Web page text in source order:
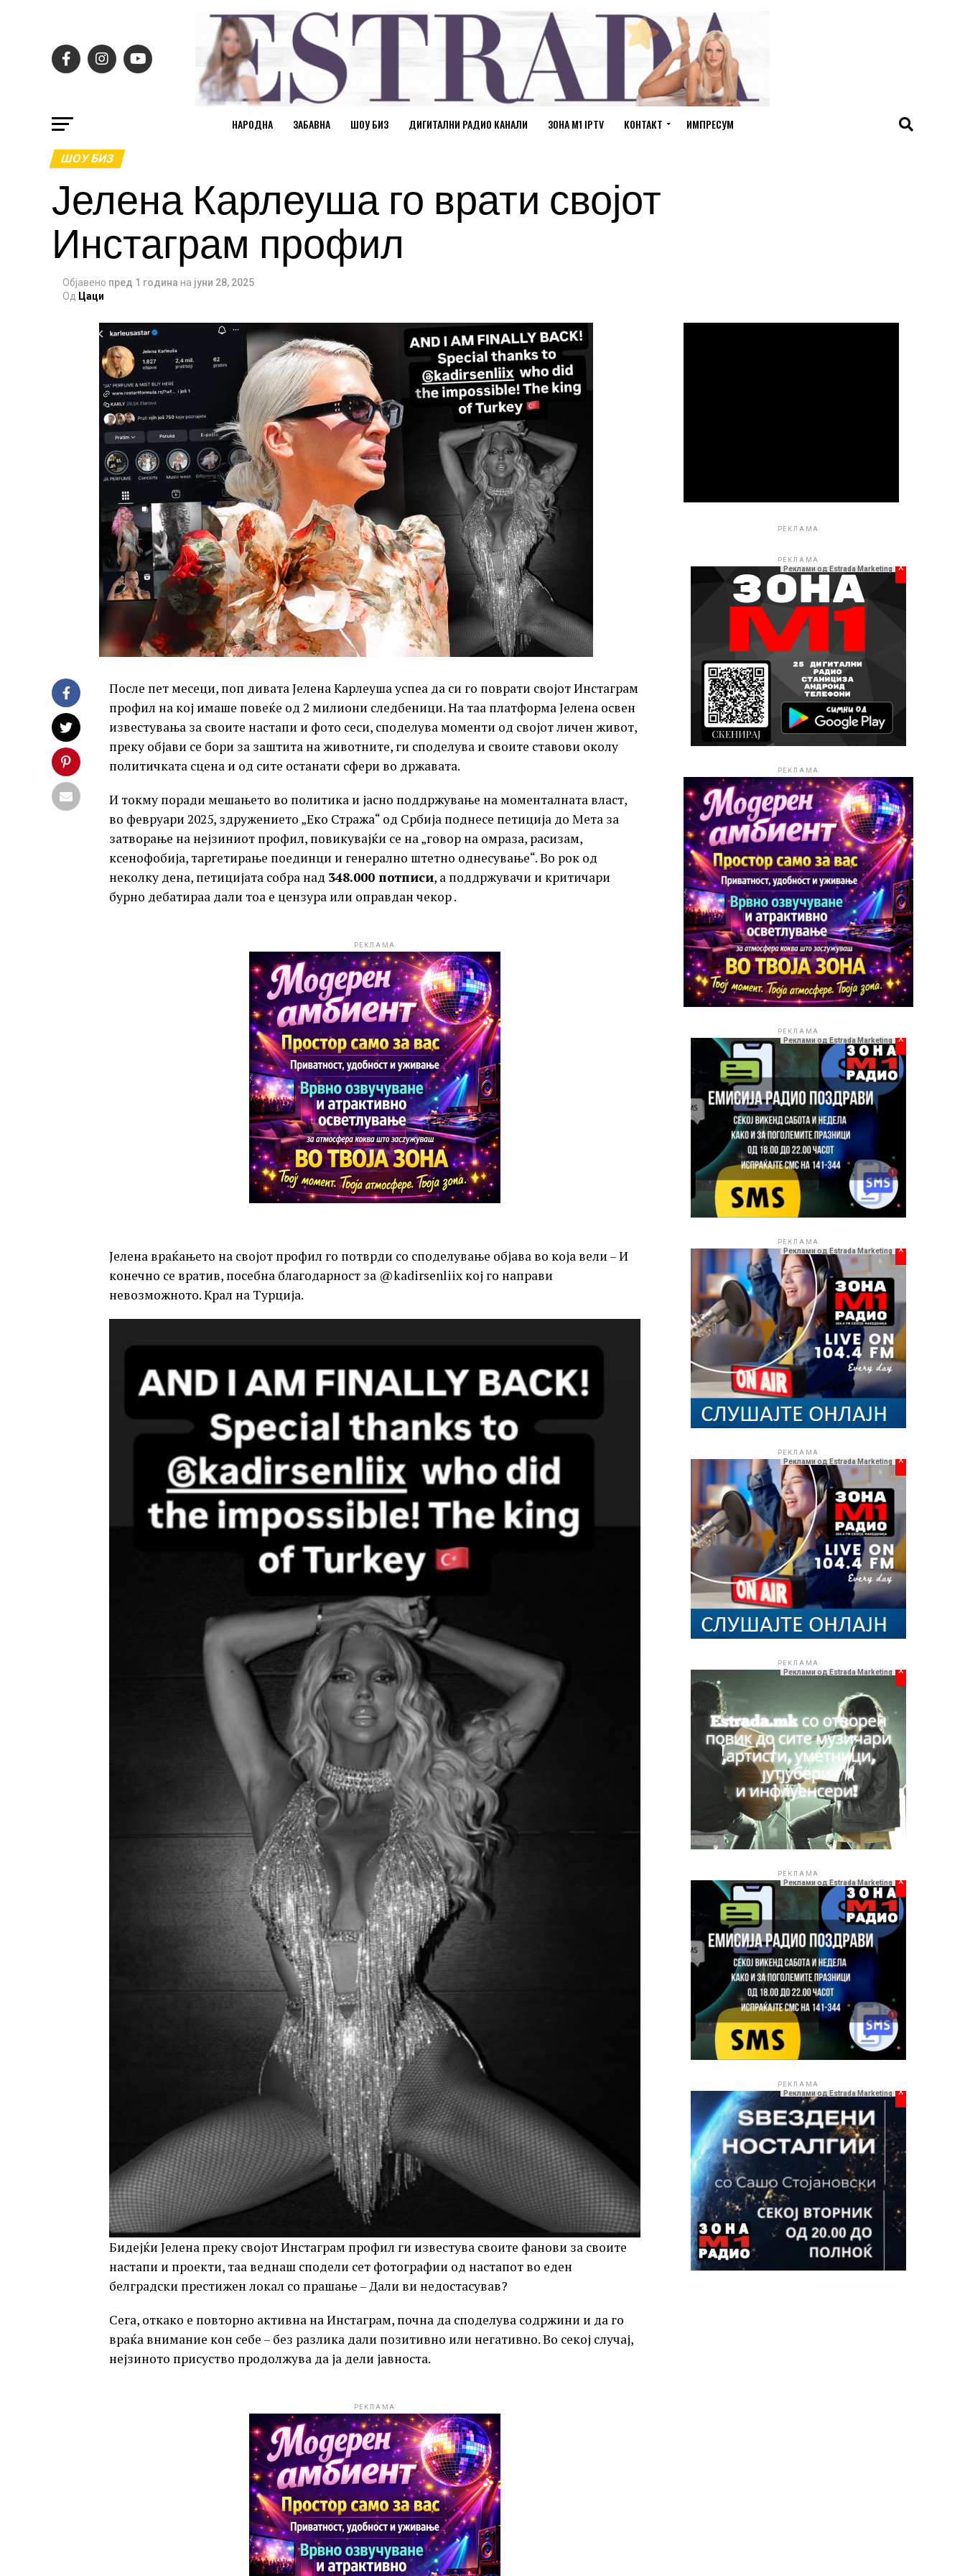
НАРОДНА ЗАБАВНА ШОУ БИЗ ДИГИТАЛНИ РАДИО КАНАЛИ ЗОНА М1 IPTV КОНТАКТ ИМПРЕСУМ
ШОУ БИЗ
Јелена Карлеуша го врати својот
Инстаграм профил
Објавено пред 1 година на јуни 28, 2025
Од Цаци
После пет месеци, поп дивата Јелена Карлеуша успеа да си го поврати својот Инстаграм
профил на кој имаше повеќе од 2 милиони следбеници. На таа платформа Јелена освен
известувања за своите настапи и фото сеси, споделува моменти од својот личен живот,
преку објави се бори за заштита на животните, ги споделува и своите ставови околу
политичката сцена и од сите останати сфери во државата.
И токму поради мешањето во политика и јасно поддржување на моменталната власт,
во февруари 2025, здружението „Еко Стража“ од Србија поднесе петиција до Мета за
затворање на нејзиниот профил, повикувајќи се на „говор на омраза, расизам,
ксенофобија, таргетирање поединци и генерално штетно однесување“. Во рок од
неколку дена, петицијата собра над 348.000 потписи, а поддржувачи и критичари
бурно дебатираа дали тоа е цензура или оправдан чекор .
РЕКЛАМА
Јелена враќањето на својот профил го потврди со споделување објава во која вели – И
конечно се вратив, посебна благодарност за @kadirsenliix кој го направи
невозможното. Крал на Турција.
Бидејќи Јелена преку својот Инстаграм профил ги известува своите фанови за своите
настапи и проекти, таа веднаш сподели сет фотографии од настапот во еден
белградски престижен локал со прашање – Дали ви недостасував?
Сега, откако е повторно активна на Инстаграм, почна да споделува содржини и да го
враќа внимание кон себе – без разлика дали позитивно или негативно. Во секој случај,
нејзиното присуство продолжува да ја дели јавноста.
РЕКЛАМА
РЕКЛАМА
РЕКЛАМА
Реклами од Estrada Marketing x
РЕКЛАМА
РЕКЛАМА
Реклами од Estrada Marketing x
РЕКЛАМА
Реклами од Estrada Marketing x
РЕКЛАМА
Реклами од Estrada Marketing x
РЕКЛАМА
Реклами од Estrada Marketing x
РЕКЛАМА
Реклами од Estrada Marketing x
РЕКЛАМА
Реклами од Estrada Marketing x